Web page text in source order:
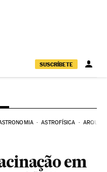
SUSCRÍBETE
ASTROFÍSICA
em